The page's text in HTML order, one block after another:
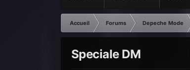
Accueil Forums Depeche Mode
Speciale DM